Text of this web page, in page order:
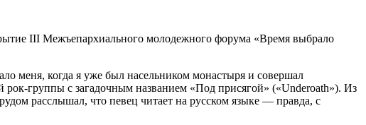
III Межъепархиального молодежного форума «Время выбрало
меня, когда я уже был насельником монастыря и совершал
группы с загадочным названием «Под присягой» («Underoath»). Из
расслышал, что певец читает на русском языке — правда, с